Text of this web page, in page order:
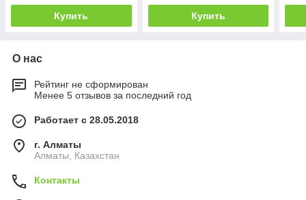
Купить Купить
О нас
Рейтинг не сформирован
Менее 5 отзывов за последний год
Работает с 28.05.2018
г. Алматы
Алматы, Казахстан
Контакты